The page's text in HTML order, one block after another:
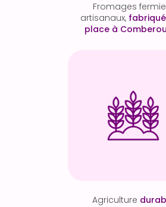
Fromages
artisanaux,
place à
Agriculture